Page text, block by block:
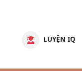
LUYỆN IQ